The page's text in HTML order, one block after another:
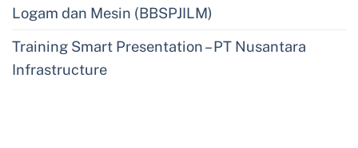
Logam dan Mesin (BBSPJILM)
Training Smart Presentation – PT Nusantara
Infrastructure